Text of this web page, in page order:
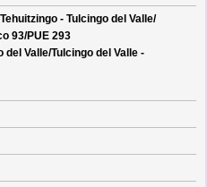
Tehuitzingo - Tulcingo del Valle/
93/PUE 293
del Valle/Tulcingo del Valle -